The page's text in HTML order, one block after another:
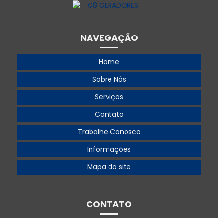
Gerador 220v trifásico
Gerador 360 kva
Gerador 360 kva preço
Gerador 500
Gerador 500 kva
Gerador 500 kva aluguel
NAVEGAÇÃO
Home
Sobre Nós
Serviços
Contato
Trabalhe Conosco
Informações
Mapa do site
CONTATO